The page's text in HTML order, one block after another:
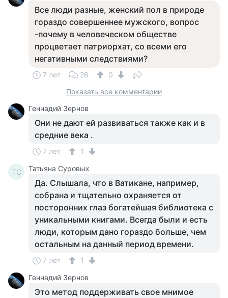
Все люди разные, женский пол в природе
гораздо совершеннее мужского, вопрос
-почему в человеческом обществе
процветает патриорхат, со всеми его
негативными следствиями?
7 лет 26
0
Показать все комментарии
Геннадий Зернов
Они не дают ей развиваться также как и в
средние века .
7 лет 1
ТС Татьяна Суровых
Да. Слышала, что в Ватикане, например,
собрана и тщательно охраняется от
посторонних глаз богатейшая библиотека с
уникальными книгами. Всегда были и есть
люди, которым дано гораздо больше, чем
остальным на данный период времени.
7 лет
1
Геннадий Зернов
Это метод поддерживать свое мнимое